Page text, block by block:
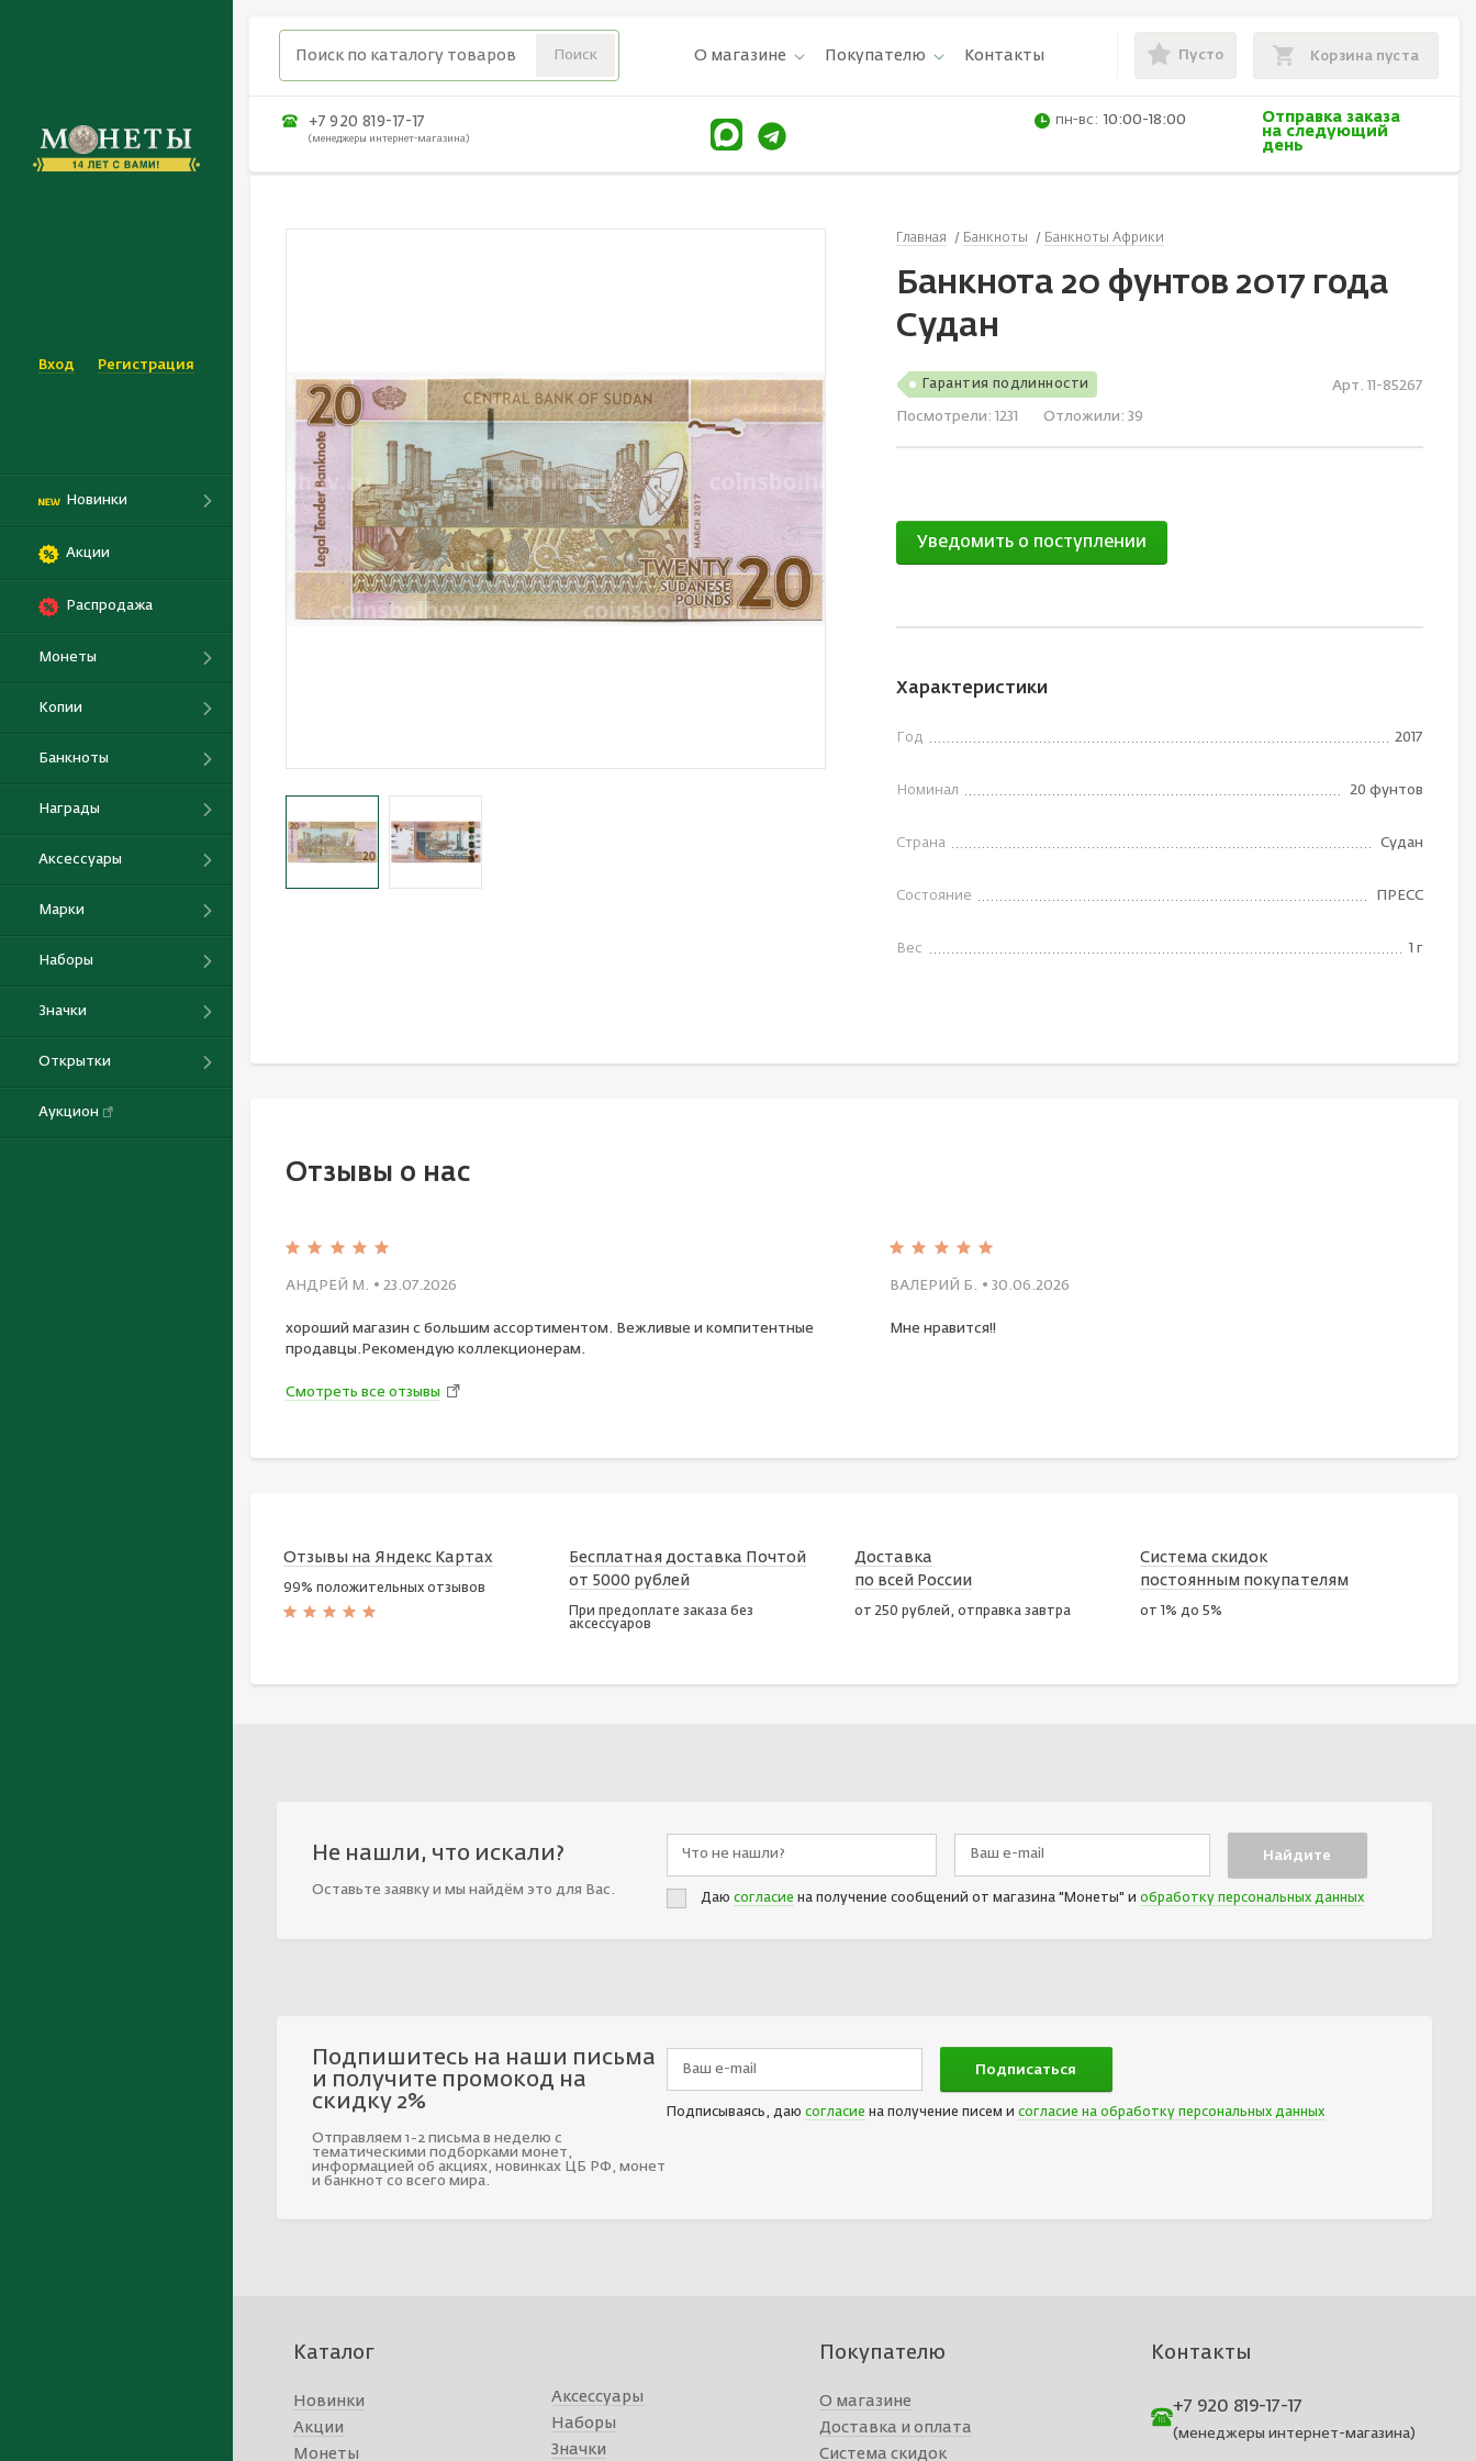
Вход Регистрация
Новинки
Акции
Распродажа
Монеты
Копии
Банкноты
Награды
Аксессуары
Марки
Наборы
Значки
Открытки
Аукцион
О магазине Покупателю Контакты Пусто Корзина пуста
+7 920 819-17-17
(менеджеры интернет-магазина)
пн-вс: 10:00-18:00
Отправка заказа
на следующий
день
Главная Банкноты Банкноты Африки
Банкнота 20 фунтов 2017 года
Судан
Гарантия подлинности Арт. 11-85267
Посмотрели: 1231 Отложили: 39
Уведомить о поступлении
Характеристики
Год 2017
Номинал 20 фунтов
Страна Судан
Состояние ПРЕСС
Вес 1 г
Отзывы о нас
АНДРЕЙ М. • 23.07.2026
хороший магазин с большим ассортиментом. Вежливые и компитентные
продавцы.Рекомендую коллекционерам.
ВАЛЕРИЙ Б. • 30.06.2026
Мне нравится!!
Смотреть все отзывы
Отзывы на Яндекс Картах
99% положительных отзывов
Бесплатная доставка Почтой
от 5000 рублей
При предоплате заказа без
аксессуаров
Доставка
по всей России
от 250 рублей, отправка завтра
Система скидок
постоянным покупателям
от 1% до 5%
Не нашли, что искали?
Оставьте заявку и мы найдём это для Вас.
Даю согласие на получение сообщений от магазина "Монеты" и обработку персональных данных
Подпишитесь на наши письма
и получите промокод на
скидку 2%
Отправляем 1-2 письма в неделю с
тематическими подборками монет,
информацией об акциях, новинках ЦБ РФ, монет
и банкнот со всего мира.
Подписываясь, даю согласие на получение писем и согласие на обработку персональных данных
Каталог
Новинки
Акции
Монеты
Аксессуары
Наборы
Значки
Покупателю
О магазине
Доставка и оплата
Система скидок
Контакты
+7 920 819-17-17
(менеджеры интернет-магазина)